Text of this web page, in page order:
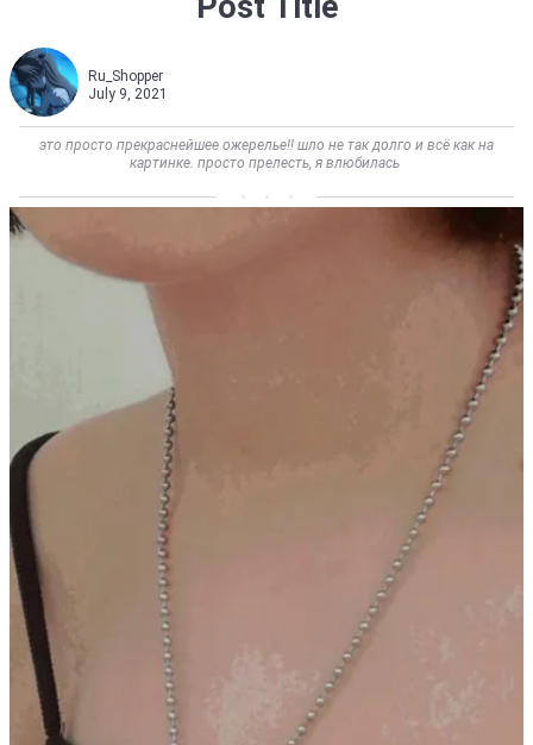
Ru_Shopper
July 9, 2021
это просто прекраснейшее ожерелье!! шло не так долго и всё как на
картинке. просто прелесть, я влюбилась         